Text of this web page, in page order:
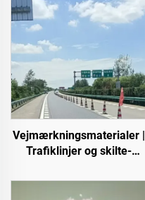
Vejmærkningsmaterialer |
Trafiklinjer og skilte-
betonveje